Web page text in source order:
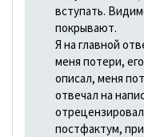
вступать.
покрывают.
Я на главной
меня потери,
описал, меня
отвечал на
постфактум,